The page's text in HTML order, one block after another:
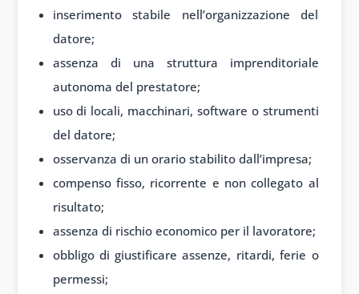
inserimento stabile nell’organizzazione del
datore;
assenza di una struttura imprenditoriale
autonoma del prestatore;
uso di locali, macchinari, software o strumenti
del datore;
osservanza di un orario stabilito dall’impresa;
compenso fisso, ricorrente e non collegato al
risultato;
assenza di rischio economico per il lavoratore;
obbligo di giustificare assenze, ritardi, ferie o
permessi;